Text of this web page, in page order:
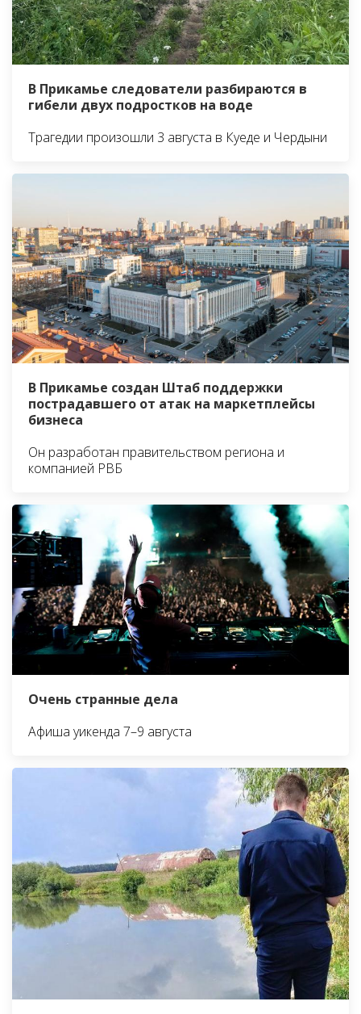
В Прикамье следователи разбираются в
гибели двух подростков на воде
Трагедии произошли 3 августа в Куеде и Чердыни
В Прикамье создан Штаб поддержки
пострадавшего от атак на маркетплейсы
бизнеса
Он разработан правительством региона и
компанией РВБ
Очень странные дела
Афиша уикенда 7–9 августа